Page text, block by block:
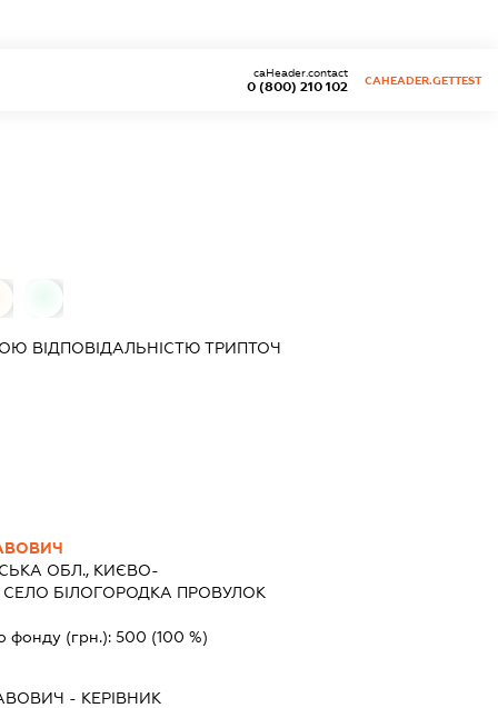
0 (800) 210 102
caHeader.contact
CAHEADER.GETTEST
ВІДПОВІДАЛЬНІСТЮ ТРИПТОЧ
ОБЛ., КИЄВО-
БІЛОГОРОДКА ПРОВУЛОК
фонду (грн.): 500 (100 %)
- КЕРІВНИК